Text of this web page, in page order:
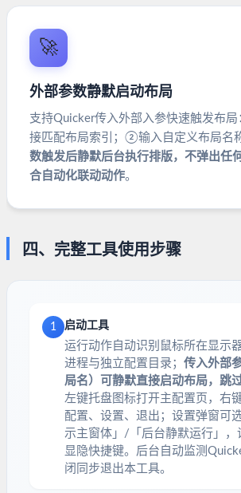
🚀
外部参数静默启动布局
支持Quicker传入外部入参快速触发布
接匹配布局索引；②输入自定义布局名
数触发后静默后台执行排版，不弹出任
合自动化联动动作。
四、完整工具使用步骤
1 启动工具
运行动作自动识别鼠标所在显示
进程与独立配置目录； 传入外部
局名）可静默直接启动布局，跳
左键托盘图标打开主配置页，右
配置、设置、退出；设置弹窗可
示主窗体」/「后台静默运行」，
显隐快捷键。后台自动监测
闭同步退出本工具。